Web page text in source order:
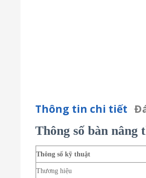
Thông tin chi tiết
Thông số bàn nâng
Thông số kỹ thuật
Thương hiệu